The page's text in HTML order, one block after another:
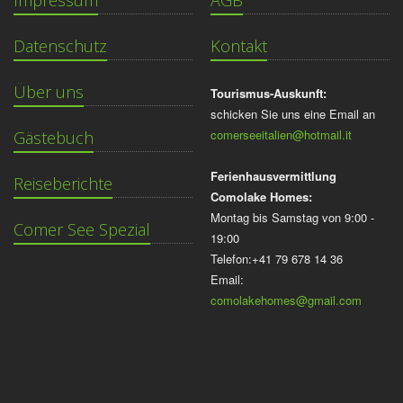
Datenschutz
Über uns
Gästebuch
Reiseberichte
Comer See Spezial
Kontakt
Tourismus-Auskunft:
schicken Sie uns eine Email an
comerseeitalien@hotmail.it
Ferienhausvermittlung
Comolake Homes:
Montag bis Samstag von 9:00 -
19:00
Telefon:+41 79 678 14 36
Email:
comolakehomes@gmail.com